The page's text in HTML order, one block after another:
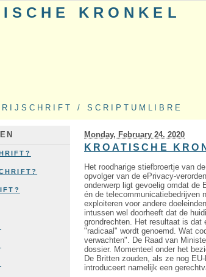
KRONKEL
/ SCRIPTUMLIBRE
Monday, February 24. 2020
KROATISCHE
Het roodharige stiefbroertje van
opvolger van de ePrivacy-
onderwerp ligt gevoelig omdat de
én de telecommunicatiebedrijven
exploiteren voor andere
intussen wel doorheeft dat de
grondrechten. Het resultaat is
"radicaal" wordt genoemd. Wat
verwachten". De Raad van
dossier. Momenteel onder het
De Britten zouden, als ze nog
introduceert namelijk een